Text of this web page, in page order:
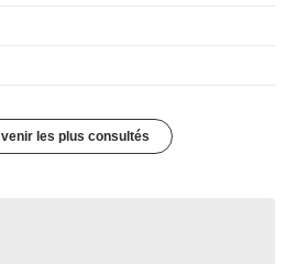
les plus consultés